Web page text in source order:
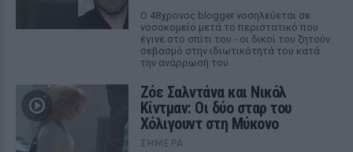
Ο 48χρονος blogger νοσηλεύεται σε
νοσοκομείο μετά το περιστατικό που
έγινε στο σπίτι του - οι δικοί του ζητούν
σεβασμό στην ιδιωτικότητά του κατά
την ανάρρωσή του
Ζόε Σαλντάνα και Νικόλ
Κίντμαν: Οι δύο σταρ του
Χόλιγουντ στη Μύκονο
ΣΉΜΕΡΑ